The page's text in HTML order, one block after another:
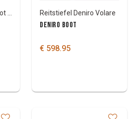
Reitstiefel Deniro Volare
DENIRO BOOT
€ 598.95